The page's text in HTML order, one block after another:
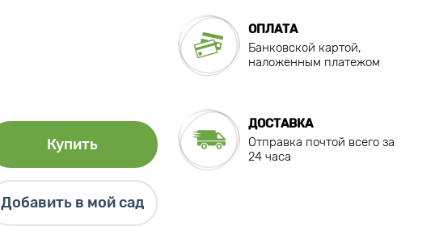
Купить
Добавить в мой сад
ОПЛАТА
Банковской картой,
наложенным платежом
ДОСТАВКА
Отправка почтой всего за
24 часа